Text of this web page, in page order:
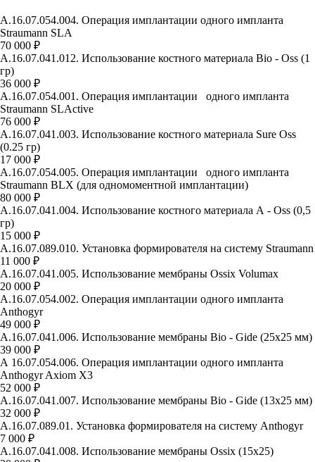
А.16.07.054.004. Операция имплантации одного импланта
Straumann SLA
70 000 ₽
А.16.07.041.012. Использование костного материала Bio - Oss (1
гр)
36 000 ₽
А.16.07.054.001. Операция имплантации одного импланта
Straumann SLActive
76 000 ₽
А.16.07.041.003. Использование костного материала Surе Oss
(0.25 гр)
17 000 ₽
А.16.07.054.005. Операция имплантации одного импланта
Straumann BLX (для одномоментной имплантации)
80 000 ₽
А.16.07.041.004. Использование костного материала А - Oss (0,5
гр)
15 000 ₽
А.16.07.089.010. Установка формирователя на систему Straumann
11 000 ₽
А.16.07.041.005. Использование мембраны Ossix Volumax
20 000 ₽
А.16.07.054.002. Операция имплантации одного импланта
Anthogyr
49 000 ₽
А.16.07.041.006. Использование мембраны Bio - Gide (25х25 мм)
39 000 ₽
А 16.07.054.006. Операция имплантации одного импланта
Anthogyr Axiom X3
52 000 ₽
А.16.07.041.007. Использование мембраны Bio - Gide (13х25 мм)
32 000 ₽
А.16.07.089.01. Установка формирователя на систему Anthogyr
7 000 ₽
А.16.07.041.008. Использование мембраны Ossix (15х25)